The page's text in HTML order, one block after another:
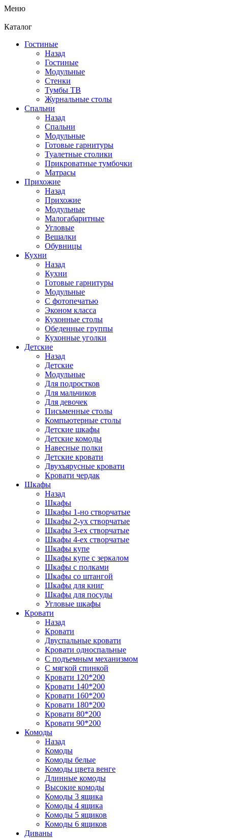
Меню
Каталог
Гостиные
Назад
Гостиные
Модульные
Стенки
Тумбы ТВ
Журнальные столы
Спальни
Назад
Спальни
Модульные
Готовые гарнитуры
Туалетные столики
Прикроватные тумбочки
Матрасы
Прихожие
Назад
Прихожие
Модульные
Малогабаритные
Угловые
Вешалки
Обувницы
Кухни
Назад
Кухни
Готовые гарнитуры
Модульные
С фотопечатью
Эконом класса
Кухонные столы
Обеденные группы
Кухонные уголки
Детские
Назад
Детские
Модульные
Для подростков
Для мальчиков
Для девочек
Письменные столы
Компьютерные столы
Детские шкафы
Детские комоды
Навесные полки
Детские кровати
Двухъярусные кровати
Кровати чердак
Шкафы
Назад
Шкафы
Шкафы 1-но створчатые
Шкафы 2-ух створчатые
Шкафы 3-ех створчатые
Шкафы 4-ех створчатые
Шкафы купе
Шкафы купе с зеркалом
Шкафы с полками
Шкафы со штангой
Шкафы для книг
Шкафы для посуды
Угловые шкафы
Кровати
Назад
Кровати
Двуспальные кровати
Кровати односпальные
С подъемным механизмом
С мягкой спинкой
Кровати 120*200
Кровати 140*200
Кровати 160*200
Кровати 180*200
Кровати 80*200
Кровати 90*200
Комоды
Назад
Комоды
Комоды белые
Комоды цвета венге
Длинные комоды
Высокие комоды
Комоды 3 ящика
Комоды 4 ящика
Комоды 5 ящиков
Комоды 6 ящиков
Диваны